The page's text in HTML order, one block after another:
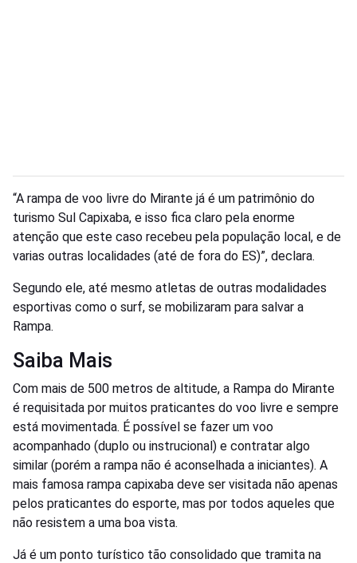
“A rampa de voo livre do Mirante já é um patrimônio do
turismo Sul Capixaba, e isso fica claro pela enorme
atenção que este caso recebeu pela população local, e de
varias outras localidades (até de fora do ES)”, declara.
Segundo ele, até mesmo atletas de outras modalidades
esportivas como o surf, se mobilizaram para salvar a
Rampa.
Saiba Mais
Com mais de 500 metros de altitude, a Rampa do Mirante
é requisitada por muitos praticantes do voo livre e sempre
está movimentada. É possível se fazer um voo
acompanhado (duplo ou instrucional) e contratar algo
similar (porém a rampa não é aconselhada a iniciantes). A
mais famosa rampa capixaba deve ser visitada não apenas
pelos praticantes do esporte, mas por todos aqueles que
não resistem a uma boa vista.
Já é um ponto turístico tão consolidado que tramita na